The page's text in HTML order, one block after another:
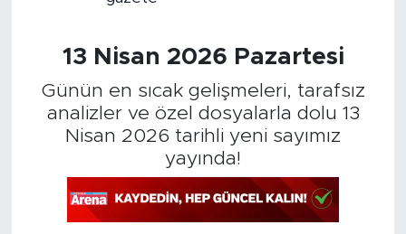
13 Nisan 2026 Pazartesi
Günün en sıcak gelişmeleri, tarafsız
analizler ve özel dosyalarla dolu 13
Nisan 2026 tarihli yeni sayımız
yayında!